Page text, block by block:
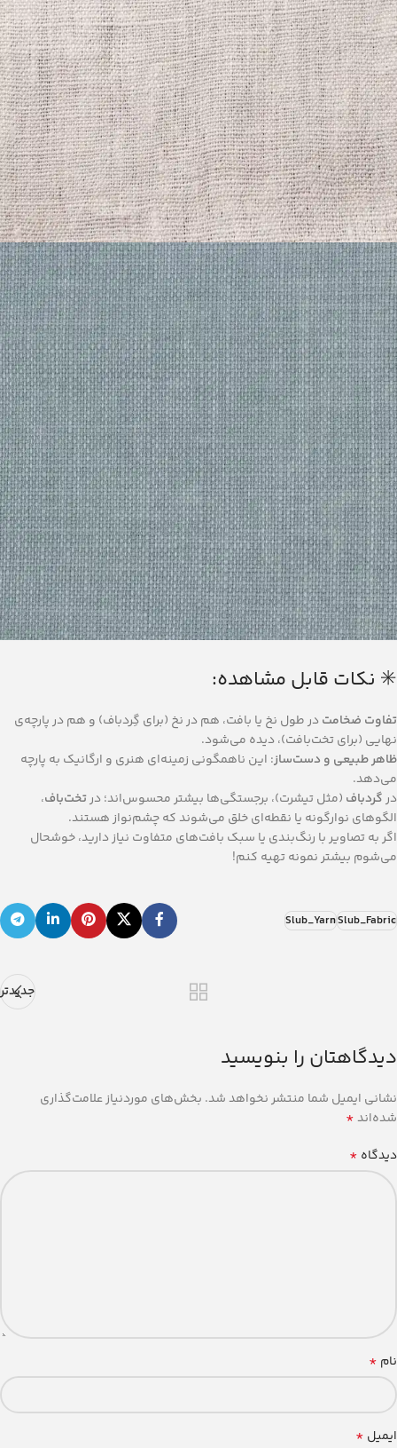
✳️ نکات قابل مشاهده:
تفاوت ضخامت در طول نخ یا بافت، هم در نخ (برای گِردباف) و هم در پارچه‌ی
نهایی (برای تخت‌بافت)، دیده می‌شود.
ظاهر طبیعی و دست‌ساز: این ناهمگونی‌ زمینه‌ای هنری و ارگانیک به پارچه
می‌دهد.
درگردباف (مثل تیشرت)، برجستگی‌ها بیشتر محسوس‌اند؛ درتخت‌باف،
الگوهای نوارگونه یا نقطه‌ای خلق می‌شوند که چشم‌نواز هستند.
اگر به تصاویر با رنگ‌بندی یا سبک بافت‌های متفاوت نیاز دارید، خوشحال
می‌شوم بیشتر نمونه تهیه کنم!
Slub_Fabric
Slub_Yarn
جدیدتر
دیدگاهتان را بنویسید
نشانی ایمیل شما منتشر نخواهد شد. بخش‌های موردنیاز علامت‌گذاری
شده‌اند*
دیدگاه *
نام *
ایمیل *